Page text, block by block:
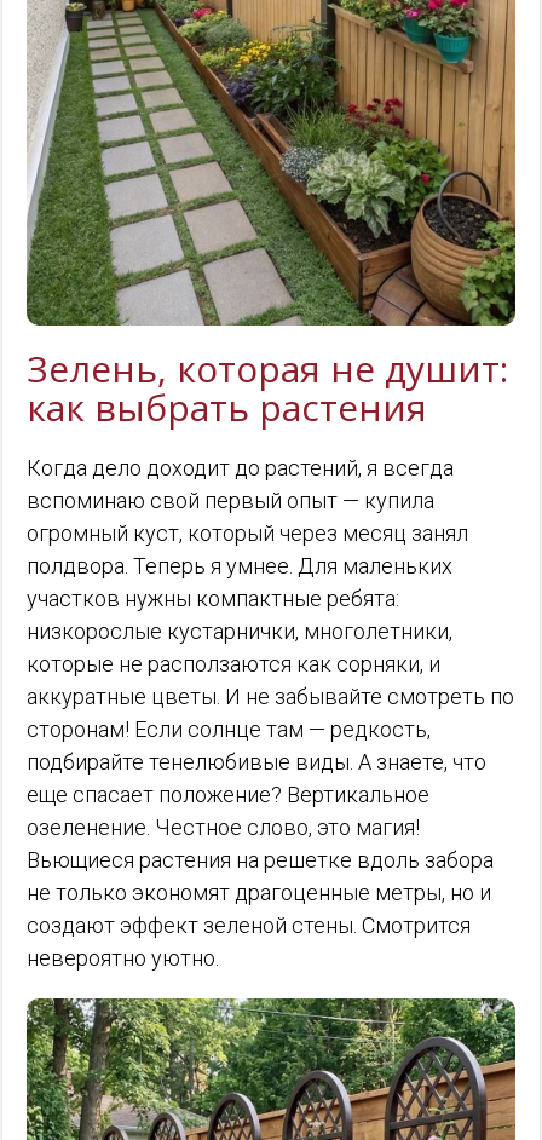
Зелень, которая не душит:
как выбрать растения
Когда дело доходит до растений, я всегда
вспоминаю свой первый опыт — купила
огромный куст, который через месяц занял
полдвора. Теперь я умнее. Для маленьких
участков нужны компактные ребята:
низкорослые кустарнички, многолетники,
которые не расползаются как сорняки, и
аккуратные цветы. И не забывайте смотреть по
сторонам! Если солнце там — редкость,
подбирайте тенелюбивые виды. А знаете, что
еще спасает положение? Вертикальное
озеленение. Честное слово, это магия!
Вьющиеся растения на решетке вдоль забора
не только экономят драгоценные метры, но и
создают эффект зеленой стены. Смотрится
невероятно уютно.